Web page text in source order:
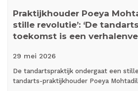
Praktijkhouder Poeya
stille revolutie’: ‘De
toekomst is een
29 mei 2026
De tandartspraktijk ondergaat een
tandarts-praktijkhouder Poeya